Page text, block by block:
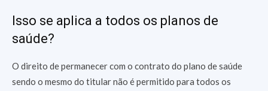
Isso se aplica a todos os planos de
saúde?
O direito de permanecer com o contrato do plano de saúde
sendo o mesmo do titular não é permitido para todos os